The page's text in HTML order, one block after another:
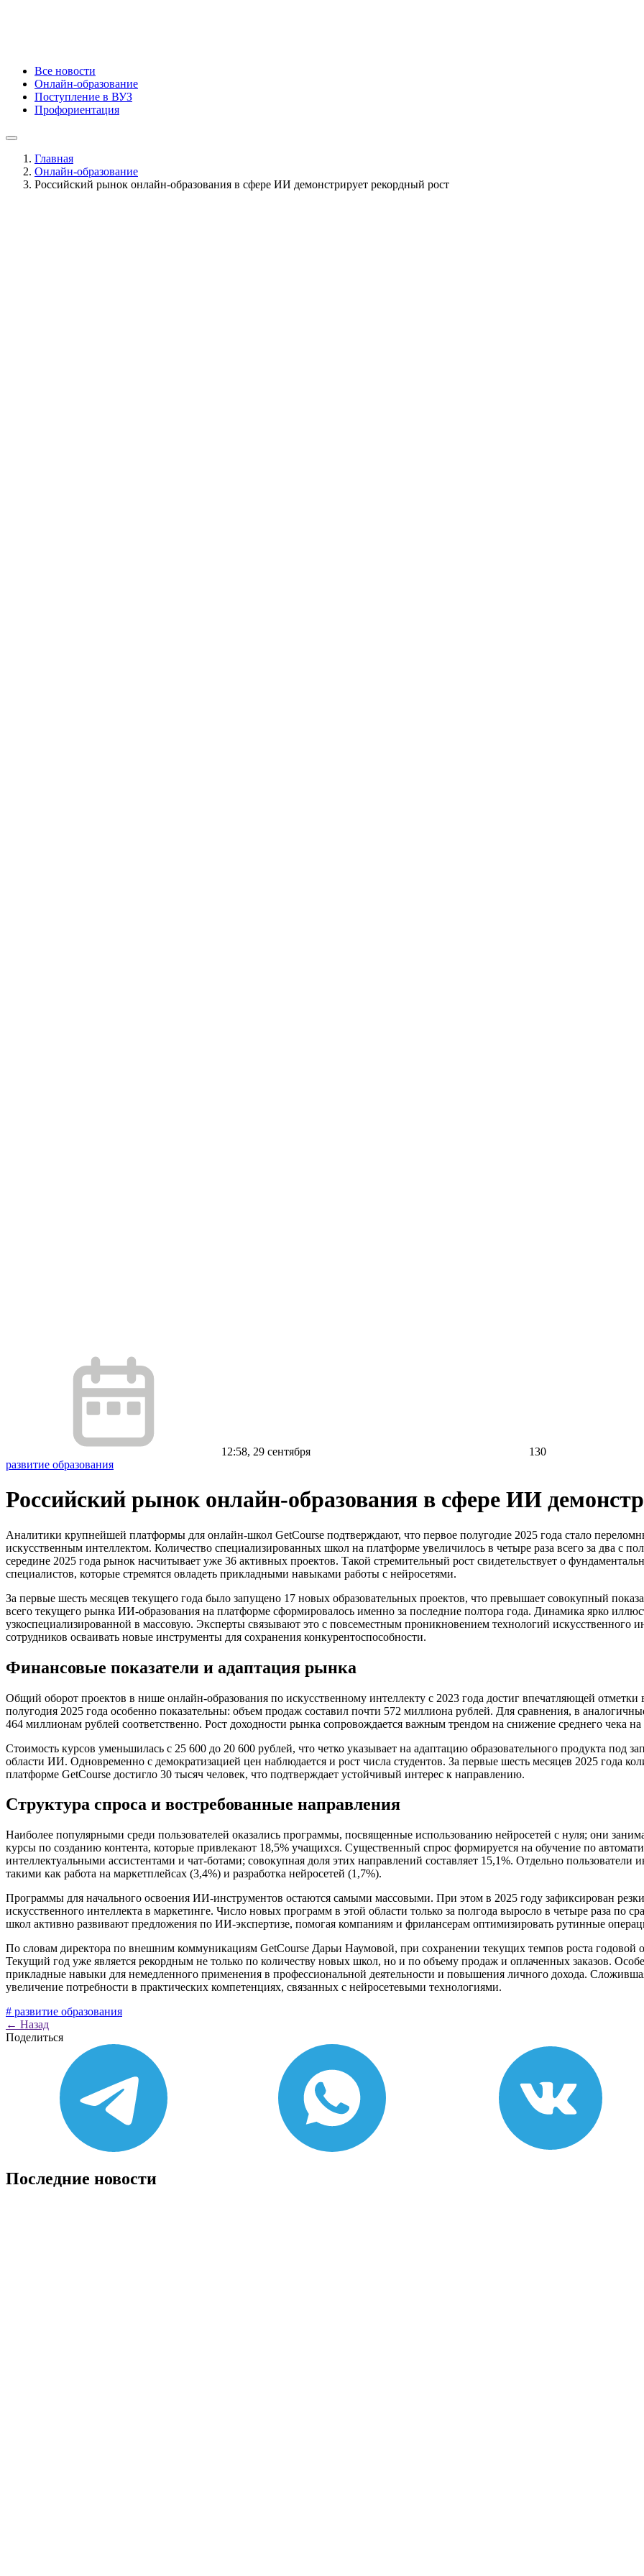
Все новости
Онлайн-образование
Поступление в ВУЗ
Профориентация
Главная
Онлайн-образование
Российский рынок онлайн-образования в сфере ИИ демонстрирует рекордный рост
12:58, 29 сентября
130
развитие образования
Российский рынок онлайн-образования в сфере ИИ
Аналитики крупнейшей платформы для онлайн-школ GetCourse подтверждают, что первое полугодие 2025 года стало
искусственным интеллектом. Количество специализированных школ на платформе увеличилось в четыре раза всего за два с
середине 2025 года рынок насчитывает уже 36 активных проектов. Такой стремительный рост свидетельствует о
специалистов, которые стремятся овладеть прикладными навыками работы с нейросетями.
За первые шесть месяцев текущего года было запущено 17 новых образовательных проектов, что превышает совокупный
всего текущего рынка ИИ-образования на платформе сформировалось именно за последние полтора года. Динамика ярко
узкоспециализированной в массовую. Эксперты связывают это с повсеместным проникновением технологий искусственного
сотрудников осваивать новые инструменты для сохранения конкурентоспособности.
Финансовые показатели и адаптация рынка
Общий оборот проектов в нише онлайн-образования по искусственному интеллекту с 2023 года достиг впечатляющей
полугодия 2025 года особенно показательны: объем продаж составил почти 572 миллиона рублей. Для сравнения, в
464 миллионам рублей соответственно. Рост доходности рынка сопровождается важным трендом на снижение среднего чека
Стоимость курсов уменьшилась с 25 600 до 20 600 рублей, что четко указывает на адаптацию образовательного продукта
области ИИ. Одновременно с демократизацией цен наблюдается и рост числа студентов. За первые шесть месяцев 2025 года
платформе GetCourse достигло 30 тысяч человек, что подтверждает устойчивый интерес к направлению.
Структура спроса и востребованные направления
Наиболее популярными среди пользователей оказались программы, посвященные использованию нейросетей с нуля; они
курсы по созданию контента, которые привлекают 18,5% учащихся. Существенный спрос формируется на обучение по
интеллектуальными ассистентами и чат-ботами; совокупная доля этих направлений составляет 15,1%. Отдельно
такими как работа на маркетплейсах (3,4%) и разработка нейросетей (1,7%).
Программы для начального освоения ИИ-инструментов остаются самыми массовыми. При этом в 2025 году зафиксирован
искусственного интеллекта в маркетинге. Число новых программ в этой области только за полгода выросло в четыре раза
школ активно развивают предложения по ИИ-экспертизе, помогая компаниям и фрилансерам оптимизировать рутинные
По словам директора по внешним коммуникациям GetCourse Дарьи Наумовой, при сохранении текущих темпов роста годовой
Текущий год уже является рекордным не только по количеству новых школ, но и по объему продаж и оплаченных заказов.
прикладные навыки для немедленного применения в профессиональной деятельности и повышения личного дохода.
увеличение потребности в практических компетенциях, связанных с нейросетевыми технологиями.
# развитие образования
← Назад
Поделиться
Последние новости